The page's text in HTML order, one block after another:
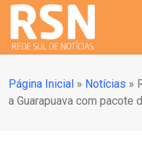
Página Inicial » Notícias »
a Guarapuava com pacote